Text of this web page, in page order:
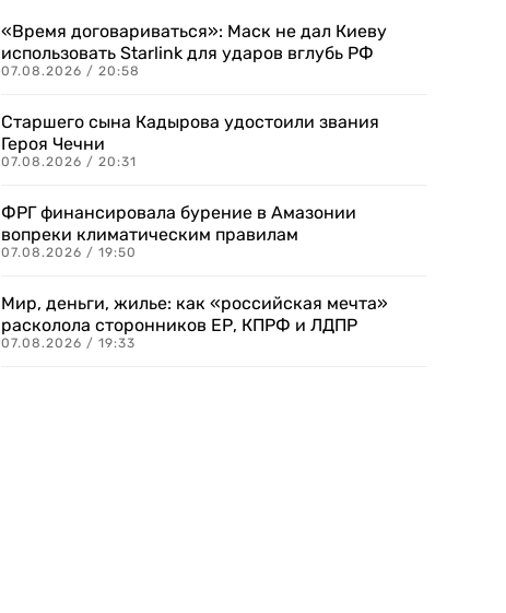
«Время договариваться»: Маск не дал Киеву
использовать Starlink для ударов вглубь РФ
07.08.2026 / 20:58
Старшего сына Кадырова удостоили звания
Героя Чечни
07.08.2026 / 20:31
ФРГ финансировала бурение в Амазонии
вопреки климатическим правилам
07.08.2026 / 19:50
Мир, деньги, жилье: как «российская мечта»
расколола сторонников ЕР, КПРФ и ЛДПР
07.08.2026 / 19:33